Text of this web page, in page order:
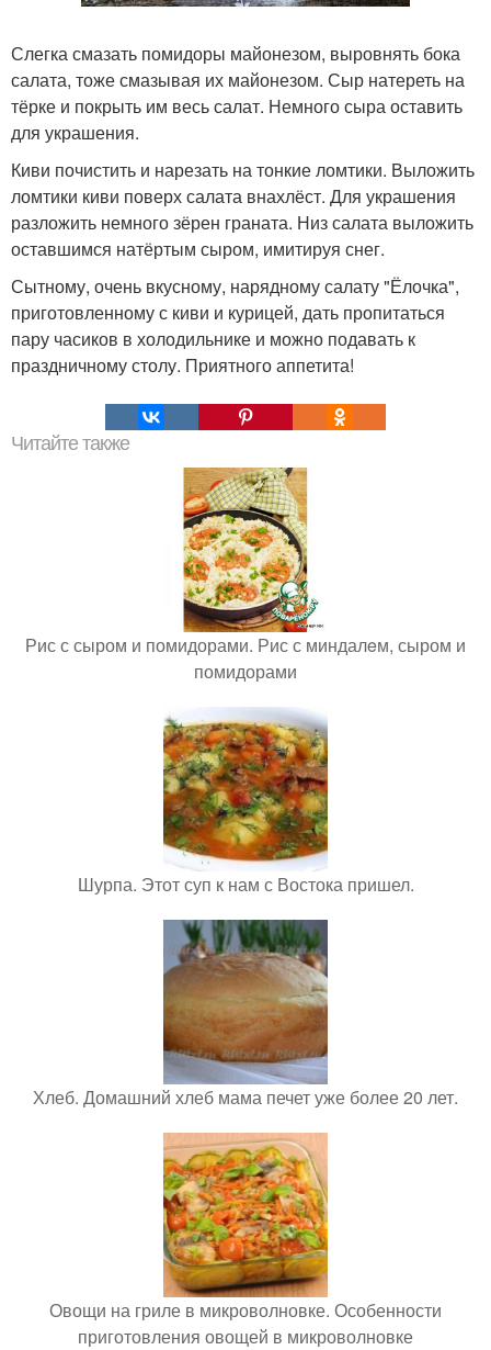
Слегка смазать помидоры майонезом, выровнять бока
салата, тоже смазывая их майонезом. Сыр натереть на
тёрке и покрыть им весь салат. Немного сыра оставить
для украшения.
Киви почистить и нарезать на тонкие ломтики. Выложить
ломтики киви поверх салата внахлёст. Для украшения
разложить немного зёрен граната. Низ салата выложить
оставшимся натёртым сыром, имитируя снег.
Сытному, очень вкусному, нарядному салату "Ёлочка",
приготовленному с киви и курицей, дать пропитаться
пару часиков в холодильнике и можно подавать к
праздничному столу. Приятного аппетита!
Читайте также
Рис с сыром и помидорами. Рис с миндалeм, сыром и
помидорами
Шурпа. Этот суп к нам с Востока пришел.
Хлеб. Домашний хлеб мама печет уже более 20 лет.
Овощи на гриле в микроволновке. Особенности
приготовления овощей в микроволновке